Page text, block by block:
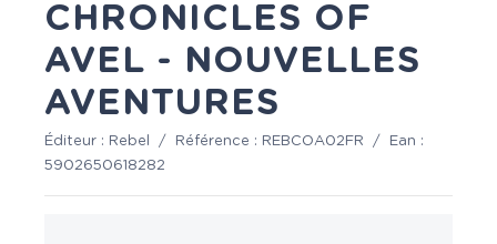
CHRONICLES OF
AVEL - NOUVELLES
AVENTURES
Éditeur : Rebel / Référence : REBCOA02FR /
Ean :
5902650618282